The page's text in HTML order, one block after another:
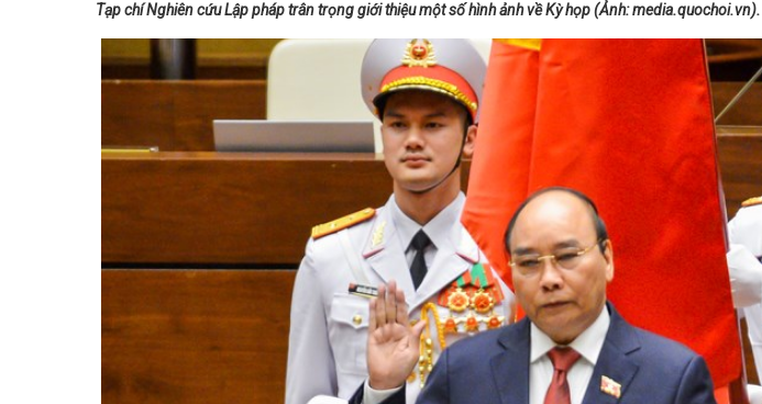
Tạp chí Nghiên cứu Lập pháp trân trọng giới thiệu một số hình ảnh vềKỳ họp(Ảnh: media.quochoi.vn).